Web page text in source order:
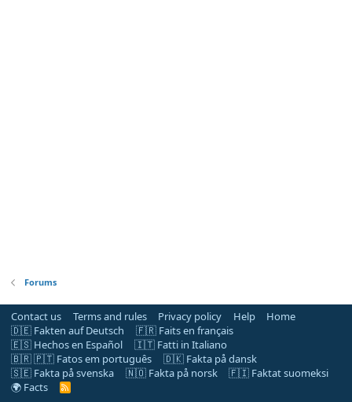
Forums
Contact us Terms and rules Privacy policy Help
Home
🇩🇪 Fakten auf Deutsch
🇫🇷 Faits en français
🇪🇸 Hechos en Español
🇮🇹 Fatti in Italiano
🇧🇷 🇵🇹 Fatos em português
🇩🇰 Fakta på dansk
🇸🇪 Fakta på svenska
🇳🇴 Fakta på norsk
🇫🇮 Faktat suomeksi
🌍 Facts
R